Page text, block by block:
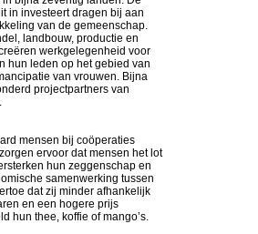
in investeert dragen bij aan
van de gemeenschap.
landbouw, productie en
werkgelegenheid voor
hun leden op het gebied van
van vrouwen. Bijna
projectpartners van
mensen bij coöperaties
ervoor dat mensen het lot
hun zeggenschap en
samenwerking tussen
dat zij minder afhankelijk
en een hogere prijs
hun thee, koffie of mango’s.